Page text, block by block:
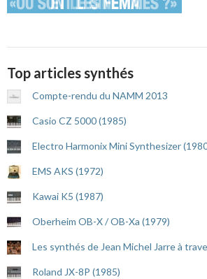
Top articles synthés
Compte-rendu du NAMM 2013
Casio CZ 5000 (1985)
Electro Harmonix Mini Synthesizer
EMS AKS (1972)
Kawai K5 (1987)
Oberheim OB-X / OB-Xa (1979)
Les synthés de Jean Michel Jarre à
Roland JX-8P (1985)